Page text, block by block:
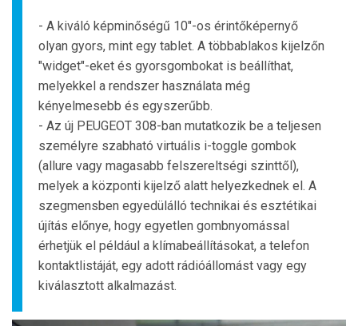
- A kiváló képminőségű 10"-os érintőképernyő
olyan gyors, mint egy tablet. A többablakos kijelzőn
"widget"-eket és gyorsgombokat is beállíthat,
melyekkel a rendszer használata még
kényelmesebb és egyszerűbb.
- Az új PEUGEOT 308-ban mutatkozik be a teljesen
személyre szabható virtuális i-toggle gombok
(allure vagy magasabb felszereltségi szinttől),
melyek a központi kijelző alatt helyezkednek el. A
szegmensben egyedülálló technikai és esztétikai
újítás előnye, hogy egyetlen gombnyomással
érhetjük el például a klímabeállításokat, a telefon
kontaktlistáját, egy adott rádióállomást vagy egy
kiválasztott alkalmazást.